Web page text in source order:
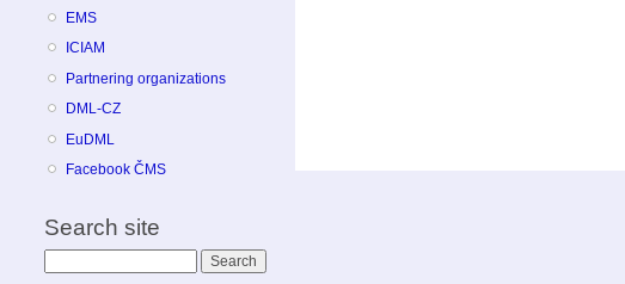
EMS
ICIAM
Partnering organizations
DML-CZ
EuDML
Facebook ČMS
Search site